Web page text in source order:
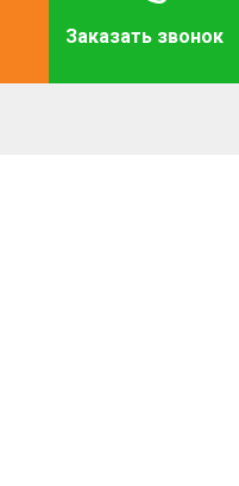
Заказать звонок